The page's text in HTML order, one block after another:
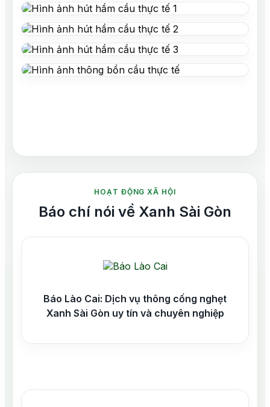
HOẠT ĐỘNG XÃ HỘI
Báo chí nói về Xanh Sài Gòn
Báo Lào Cai: Dịch vụ thông cống nghẹt
Xanh Sài Gòn uy tín và chuyên nghiệp